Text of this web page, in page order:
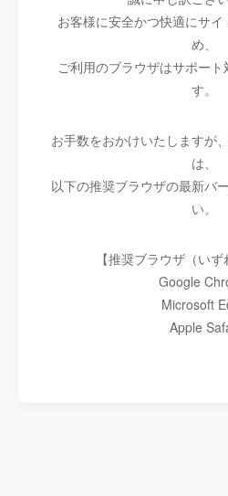
お客様に安全かつ快適にサ
め、
ご利用のブラウザはサポー
す。
お手数をおかけいたしますが
は、
以下の推奨ブラウザの最新バ
い。
【推奨ブラウザ（いず
Google
Microsoft
Apple